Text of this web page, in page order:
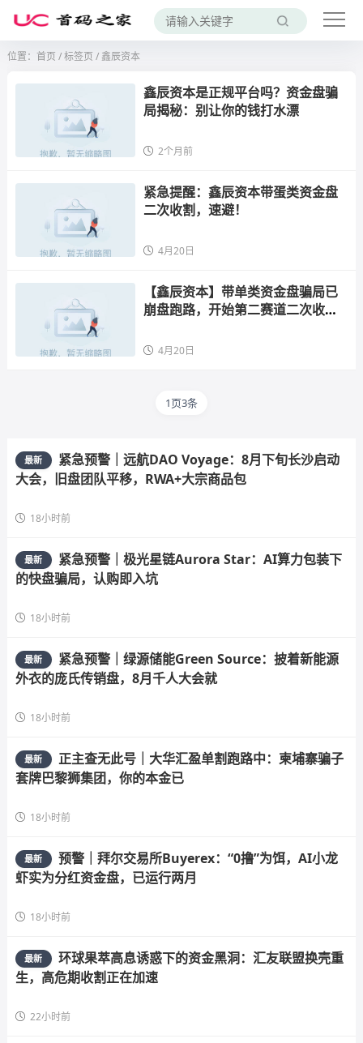
位置： 首页 /标签页 / 鑫辰资本
鑫辰资本是正规平台吗？资金盘骗
局揭秘：别让你的钱打水漂
2个月前
紧急提醒：鑫辰资本带蛋类资金盘
二次收割，速避！
4月20日
【鑫辰资本】带单类资金盘骗局已
崩盘跑路，开始第二赛道二次收
4月20日
1页3条
最新
紧急预警｜远航DAO Voyage：8月下旬长沙启动
大会，旧盘团队平移，RWA+大宗商品包
18小时前
最新
紧急预警｜极光星链Aurora Star：AI算力包装下
的快盘骗局，认购即入坑
18小时前
最新
紧急预警｜绿源储能Green Source：披着新能源
外衣的庞氏传销盘，8月千人大会就
18小时前
最新
正主查无此号｜大华汇盈单割跑路中：柬埔寨骗子
套牌巴黎狮集团，你的本金已
18小时前
最新
预警｜拜尔交易所Buyerex：“0撸”为饵，AI小龙
虾实为分红资金盘，已运行两月
18小时前
最新
环球果萃高息诱惑下的资金黑洞：汇友联盟换壳重
生，高危期收割正在加速
22小时前